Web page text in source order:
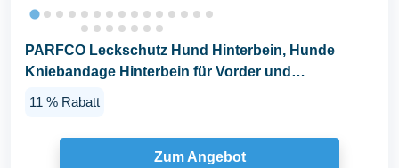
PARFCO Leckschutz Hund Hinterbein, Hunde
Kniebandage Hinterbein für Vorder und
11 % Rabatt
Zum Angebot